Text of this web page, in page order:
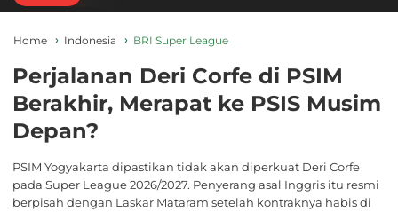
Home Indonesia BRI Super League
Perjalanan Deri Corfe di PSIM
Berakhir, Merapat ke PSIS Musim
Depan?
PSIM Yogyakarta dipastikan tidak akan diperkuat Deri Corfe
pada Super League 2026/2027. Penyerang asal Inggris itu resmi
berpisah dengan Laskar Mataram setelah kontraknya habis di